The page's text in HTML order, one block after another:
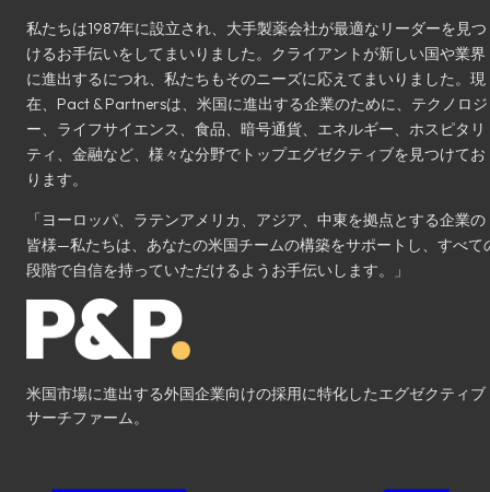
私たちは1987年に設立され、大手製薬会社が最適なリーダーを見つ
けるお手伝いをしてまいりました。クライアントが新しい国や業界
に進出するにつれ、私たちもそのニーズに応えてまいりました。現
在、Pact & Partnersは、米国に進出する企業のために、テクノロジ
ー、ライフサイエンス、食品、暗号通貨、エネルギー、ホスピタリ
ティ、金融など、様々な分野でトップエグゼクティブを見つけてお
ります。
「ヨーロッパ、ラテンアメリカ、アジア、中東を拠点とする企業の
皆様—私たちは、あなたの米国チームの構築をサポートし、すべて
段階で自信を持っていただけるようお手伝いします。」
米国市場に進出する外国企業向けの採用に特化したエグゼクティブ
サーチファーム。